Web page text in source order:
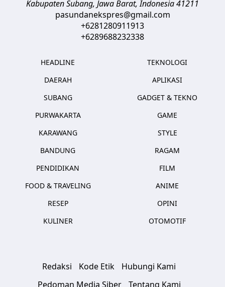
Kabupaten Subang, Jawa Barat,Indonesia41211
pasundanekspres@gmail.com
+6281280911913
+6289688232338
HEADLINE
DAERAH
SUBANG
PURWAKARTA
KARAWANG
BANDUNG
PENDIDIKAN
FOOD & TRAVELING
RESEP
KULINER
TEKNOLOGI
APLIKASI
GADGET & TEKNO
GAME
STYLE
RAGAM
FILM
ANIME
OPINI
OTOMOTIF
Redaksi Kode Etik
Hubungi Kami
Pedoman Media Siber
Tentang Kami